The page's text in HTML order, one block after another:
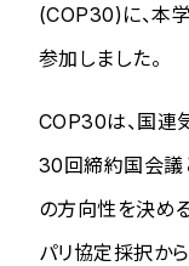
(COP30)に、本
参加しました。
COP30は、国連
30回締約国会議
の方向性を決め
パリ協定採択か